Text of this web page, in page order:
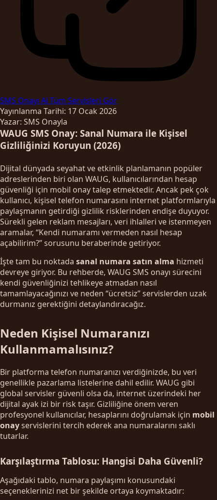
SMS Onayı Al Tüm Servisleri Gör
Yayınlanma Tarihi: 17 Ocak 2026
Yazar: SMS Onayla
WAUG SMS Onay: Sanal Numara ile Kişisel
Gizliliğinizi Koruyun (2026)
Dijital dünyada seyahat ve etkinlik planlamanın popüler
adreslerinden biri olan WAUG, kullanıcılarından hesap
güvenliği için mobil onay talep etmektedir. Ancak pek çok
kullanıcı, kişisel telefon numarasını internet platformlarıyla
paylaşmanın getirdiği gizlilik risklerinden endişe duyuyor.
Sürekli gelen reklam mesajları, veri ihlalleri ve istenmeyen
aramalar, “Kendi numaramı vermeden nasıl hesap
açabilirim?” sorusunu beraberinde getiriyor.
İşte tam bu noktada sanal numara satın alma hizmeti
devreye giriyor. Bu rehberde, WAUG SMS onayı sürecini
kendi güvenliğinizi tehlikeye atmadan nasıl
tamamlayacağınızı ve neden “ücretsiz” servislerden uzak
durmanız gerektiğini detaylandıracağız.
Neden Kişisel Numaranızı
Kullanmamalısınız?
Bir platforma telefon numaranızı verdiğinizde, bu veri
genellikle pazarlama listelerine dahil edilir. WAUG gibi
global servisler güvenli olsa da, internet üzerindeki her
dijital ayak izi bir risk taşır. Gizliliğine önem veren
profesyonel kullanıcılar, hesaplarını doğrulamak için mobil
onayservislerini tercih ederek ana numaralarını saklı
tutarlar.
Karşılaştırma Tablosu: Hangisi Daha Güvenli?
Aşağıdaki tablo, numara paylaşımı konusundaki
seçeneklerinizi net bir şekilde ortaya koymaktadır: